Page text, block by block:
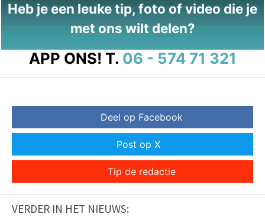
Heb je een leuke tip, foto of video die je
met ons wilt delen?
APP ONS! T. 06 - 574 71 321
Deel op Facebook
Post op X
Tip de redactie
VERDER IN HET NIEUWS: